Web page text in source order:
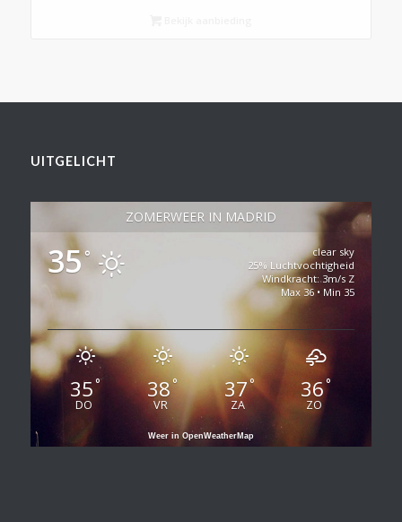
UITGELICHT
ZOMERWEER IN MADRID
35°
clear sky
25% Luchtvochtigheid
Windkracht: 3m/s Z
Max 36 • Min 35
35°
DO
38°
VR
37°
ZA
36°
ZO
Weer in OpenWeatherMap